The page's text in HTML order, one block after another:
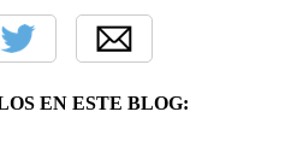
EN ESTE BLOG: